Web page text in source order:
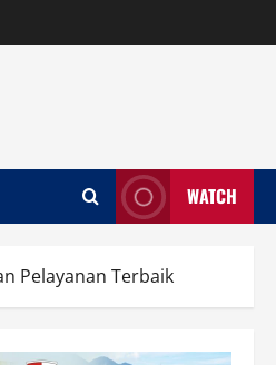
WATCH
Pelayanan Terbaik